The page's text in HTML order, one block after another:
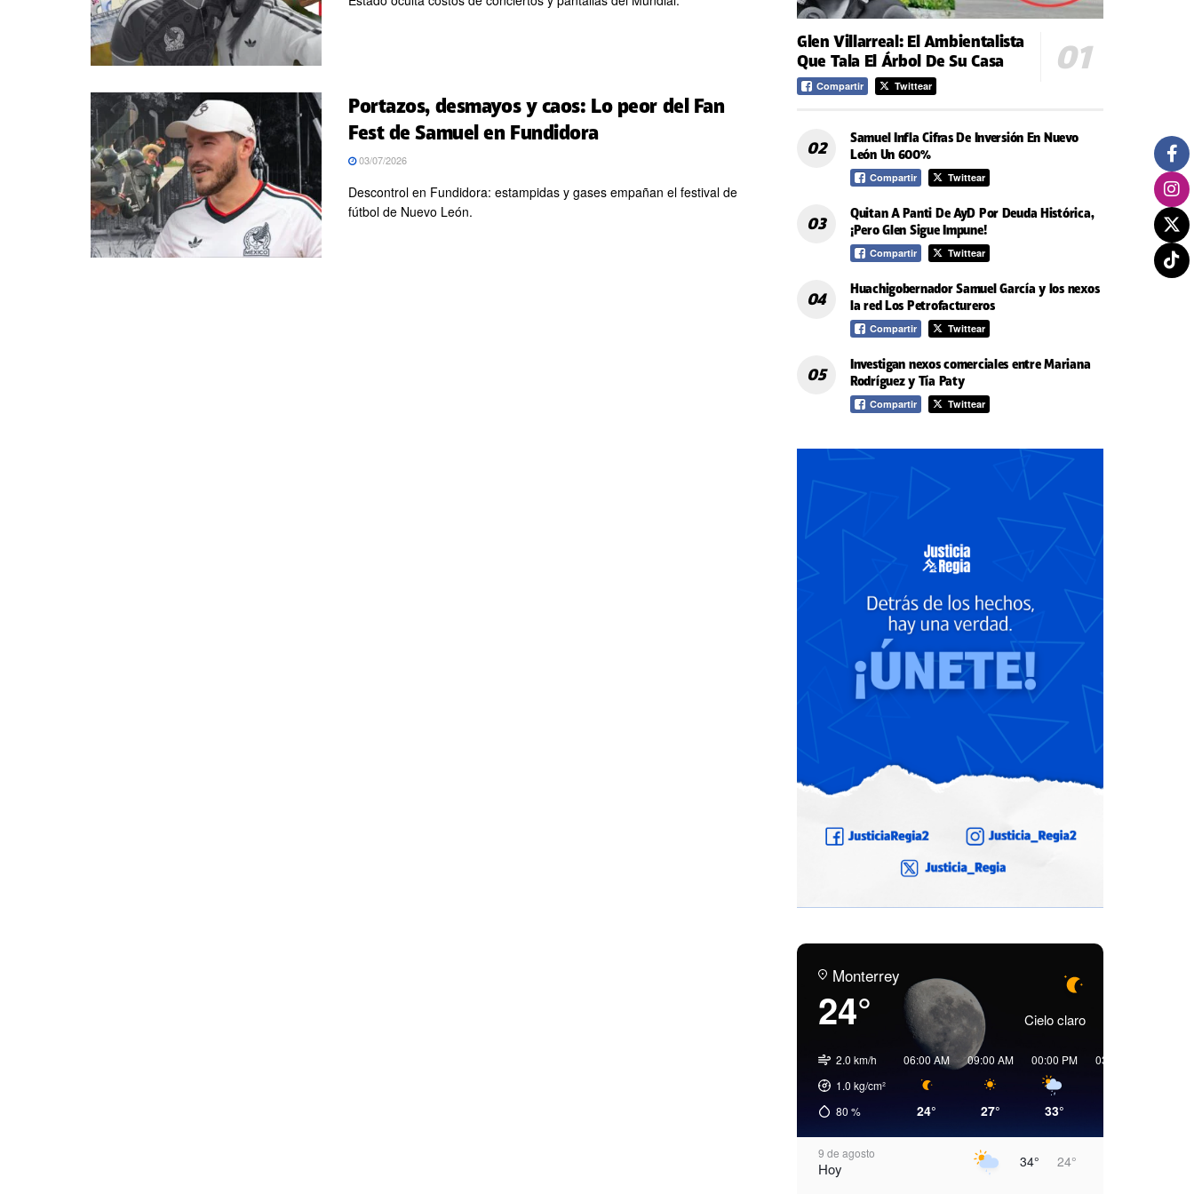
Portazos, desmayos y caos: Lo peor del Fan
Fest de Samuel en Fundidora
03/07/2026
Descontrol en Fundidora: estampidas y gases empañan el festival de
fútbol de Nuevo León.
Glen Villarreal: El Ambientalista
Que Tala El Árbol De Su Casa
Compartir Twittear
Samuel Infla Cifras De Inversión En Nuevo
León Un 600%
Compartir Twittear
Quitan A Panti De AyD Por Deuda Histórica,
¡Pero Glen Sigue Impune!
Compartir Twittear
Huachigobernador Samuel García y los nexos
la red Los Petrofactureros
Compartir Twittear
Investigan nexos comerciales entre Mariana
Rodríguez y Tía Paty
Compartir Twittear
Monterrey
24° Cielo claro
2.0 km/h
1.0 kg/cm²
80 %
06:00 AM
24°
09:00 AM
27°
00:00 PM
33°
03:00 PM
9 de agosto
Hoy 34° 24°